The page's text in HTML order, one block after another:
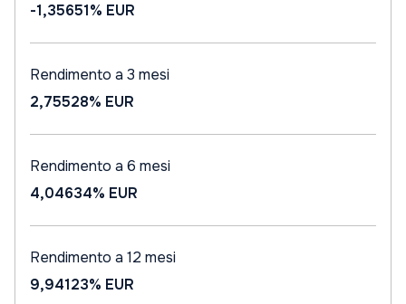
-1,35651% EUR
Rendimento a 3 mesi
2,75528% EUR
Rendimento a 6 mesi
4,04634% EUR
Rendimento a 12 mesi
9,94123% EUR